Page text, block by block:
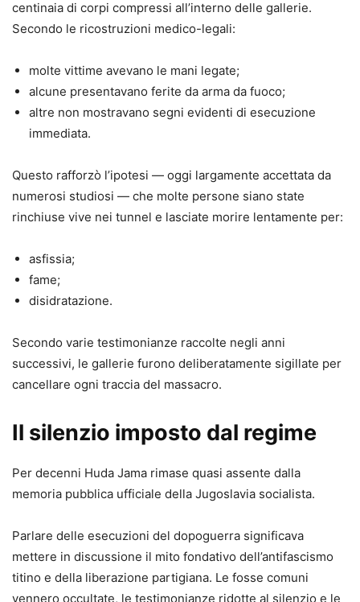
centinaia di corpi compressi all’interno delle gallerie.
Secondo le ricostruzioni medico-legali:
molte vittime avevano le mani legate;
alcune presentavano ferite da arma da fuoco;
altre non mostravano segni evidenti di esecuzione
immediata.
Questo rafforzò l’ipotesi — oggi largamente accettata da
numerosi studiosi — che molte persone siano state
rinchiuse vive nei tunnel e lasciate morire lentamente per:
asfissia;
fame;
disidratazione.
Secondo varie testimonianze raccolte negli anni
successivi, le gallerie furono deliberatamente sigillate per
cancellare ogni traccia del massacro.
Il silenzio imposto dal regime
Per decenni Huda Jama rimase quasi assente dalla
memoria pubblica ufficiale della Jugoslavia socialista.
Parlare delle esecuzioni del dopoguerra significava
mettere in discussione il mito fondativo dell’antifascismo
titino e della liberazione partigiana. Le fosse comuni
vennero occultate, le testimonianze ridotte al silenzio e le